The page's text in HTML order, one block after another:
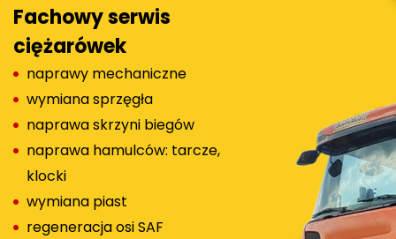
Fachowy serwis
ciężarówek
naprawy mechaniczne
wymiana sprzęgła
naprawa skrzyni biegów
naprawa hamulców: tarcze,
klocki
wymiana piast
regeneracja osi SAF